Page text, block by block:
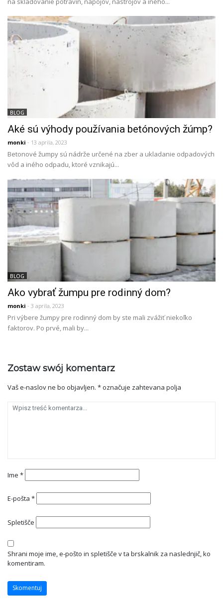
BLOG
Aké sú výhody používania betónových žúmp?
monki - 13 aprila, 2023
Betonové žumpy sú nádrže určené na zber a ukladanie odpadových
vôd a iného odpadu, ktoré vznikajú...
BLOG
Ako vybrať žumpu pre rodinný dom?
monki - 3 aprila, 2023
Pri výbere žumpy pre rodinný dom by ste mali zvážiť niekoľko
faktorov. Po prvé, mali by...
Zostaw swój komentarz
Vaš e-naslov ne bo objavljen. *označuje zahtevana polja
Ime *
E-pošta *
Spletišče
Shrani moje ime, e-pošto in spletišče v ta brskalnik za naslednjič, ko
komentiram.